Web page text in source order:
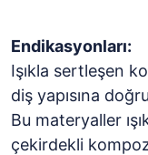
Endikasyonları:
Işıkla sertleşen
diş yapısına
Bu materyaller
çekirdekli